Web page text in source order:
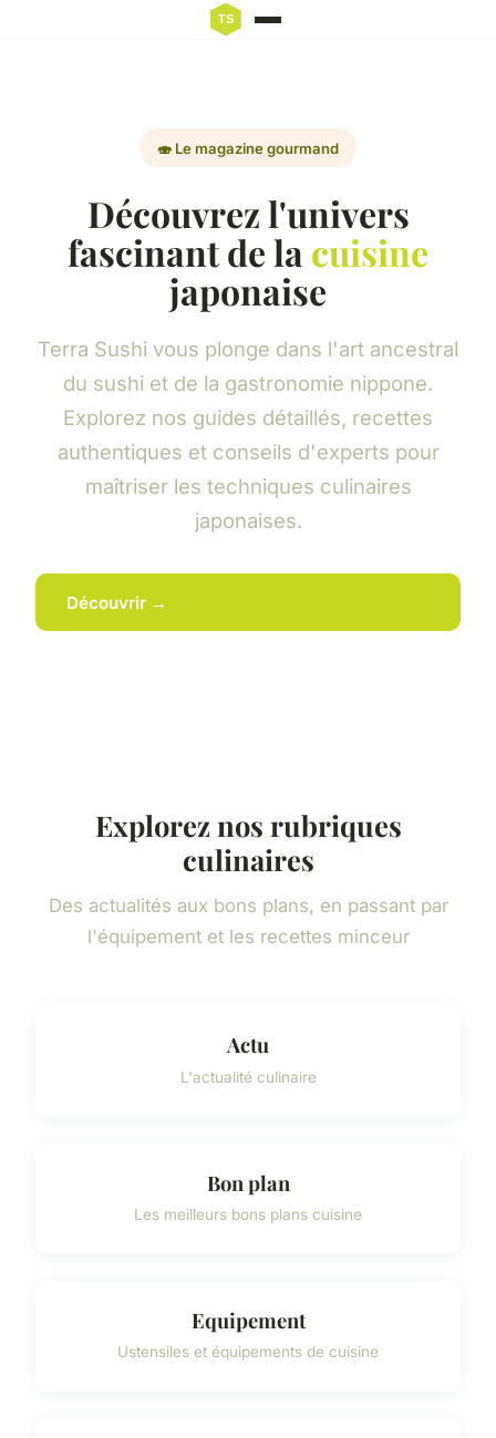
🍣 Le magazine gourmand
Découvrez l'univers
fascinant de lacuisine
japonaise
Terra Sushi vous plonge dans l'art ancestral
du sushi et de la gastronomie nippone.
Explorez nos guides détaillés, recettes
authentiques et conseils d'experts pour
maîtriser les techniques culinaires
japonaises.
Découvrir →
Explorez nos rubriques
culinaires
Des actualités aux bons plans, en passant par
l'équipement et les recettes minceur
Actu
L'actualité culinaire
Bon plan
Les meilleurs bons plans cuisine
Equipement
Ustensiles et équipements de cuisine